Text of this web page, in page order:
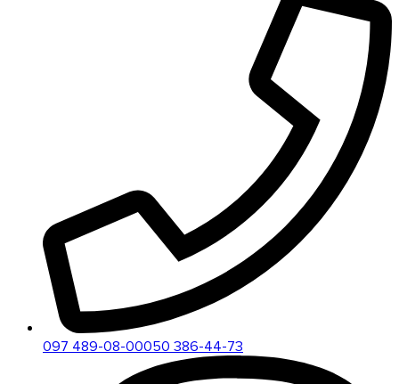
097 489-08-00050 386-44-73